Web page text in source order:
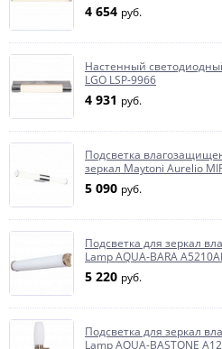
4 654 руб.
Настенный
LGO LSP-9966
4 931 руб.
Подсветка
зеркал Maytoni Aurelio
5 090 руб.
Подсветка для зеркал
Lamp AQUA-BARA
5 220 руб.
Подсветка для зеркал
Lamp AQUA-BASTONE